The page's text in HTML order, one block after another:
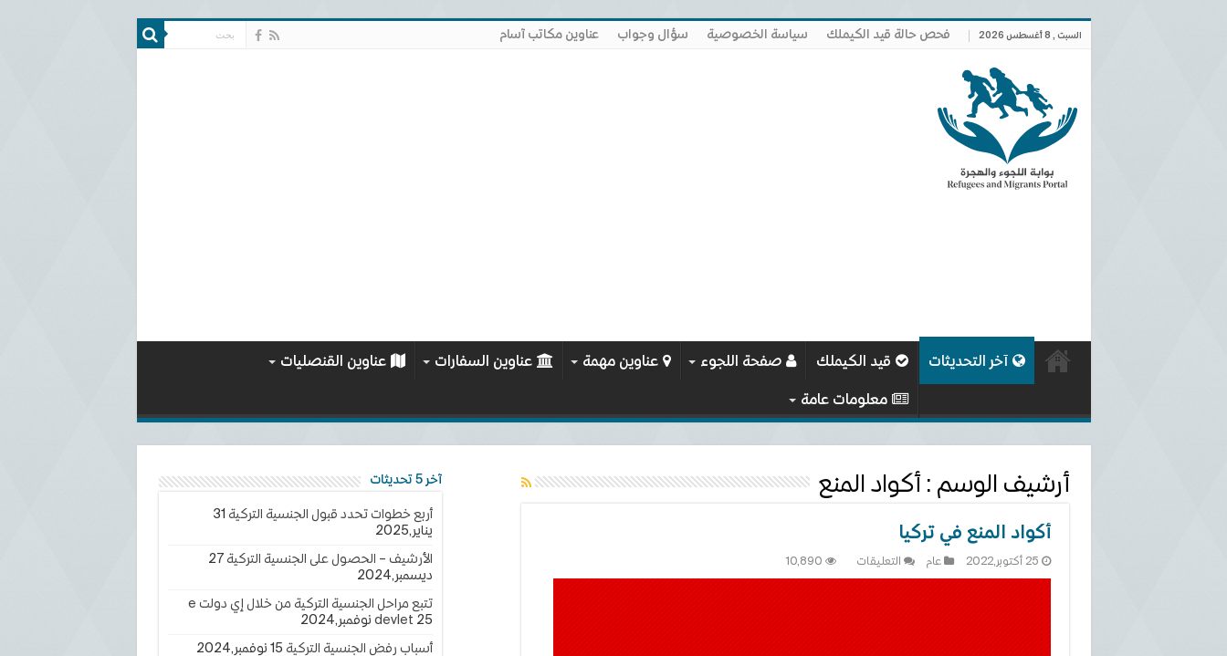
السبت , 8 أغسطس 2026 فحص حالة قيد الكيملك سياسة الخصوصية سؤال وجواب عناوين مكاتب آسام
آخر التحديثات قيد الكيملك صفحة اللجوء عناوين مهمة عناوين السفارات عناوين القنصليات
معلومات عامة
أرشيف الوسم : أكواد المنع
أكواد المنع في تركيا
25 أكتوبر,2022 عام التعليقات 10,890
آخر 5 تحديثات
أربع خطوات تحدد قبول الجنسية التركية 31
يناير,2025
الأرشيف – الحصول على الجنسية التركية 27
ديسمبر,2024
تتبع مراحل الجنسية التركية من خلال إي دولت e
devlet 25 نوفمبر,2024
أسباب رفض الجنسية التركية 15 نوفمبر,2024